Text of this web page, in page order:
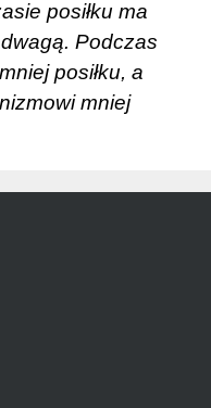
posiłku ma
Podczas
posiłku, a
mniej